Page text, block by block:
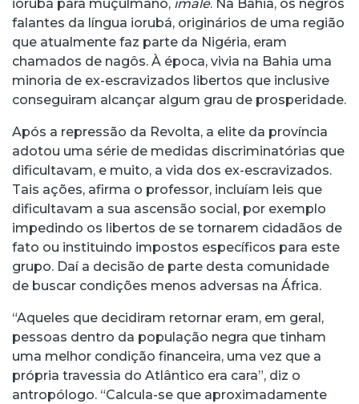
iorubá para muçulmano, imalê. Na Bahia, os negros
falantes da língua iorubá, originários de uma região
que atualmente faz parte da Nigéria, eram
chamados de nagôs. À época, vivia na Bahia uma
minoria de ex-escravizados libertos que inclusive
conseguiram alcançar algum grau de prosperidade.
Após a repressão da Revolta, a elite da província
adotou uma série de medidas discriminatórias que
dificultavam, e muito, a vida dos ex-escravizados.
Tais ações, afirma o professor, incluíam leis que
dificultavam a sua ascensão social, por exemplo
impedindo os libertos de se tornarem cidadãos de
fato ou instituindo impostos específicos para este
grupo. Daí a decisão de parte desta comunidade
de buscar condições menos adversas na África.
“Aqueles que decidiram retornar eram, em geral,
pessoas dentro da população negra que tinham
uma melhor condição financeira, uma vez que a
própria travessia do Atlântico era cara”, diz o
antropólogo. “Calcula-se que aproximadamente